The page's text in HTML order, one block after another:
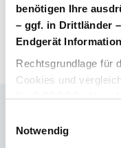
benötigen Ihre
– ggf. in Drittländer
Endgerät
Rechtsgrundlage für
Cookies und
Nr. 2 TDDDG i.V.m.
Rechtsgrundlage für
Notwendig
Login
Ihr